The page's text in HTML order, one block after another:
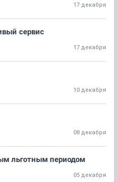
17 декабря
сервис
17 декабря
10 декабря
08 декабря
льготным периодом
05 декабря